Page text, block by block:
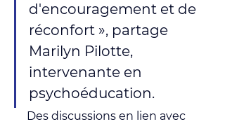
d'encouragement et de
réconfort », partage
Marilyn Pilotte,
intervenante en
psychoéducation.
Des discussions en lien avec